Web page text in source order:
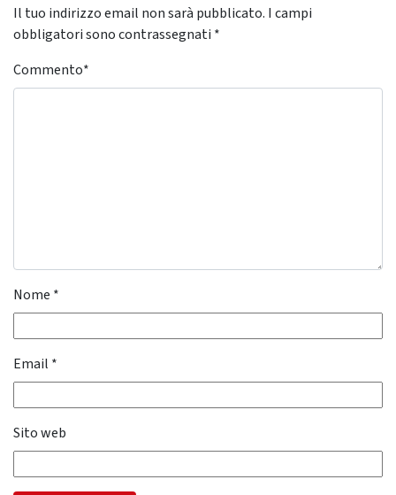
Il tuo indirizzo email non sarà pubblicato. I campi
obbligatori sono contrassegnati *
Commento*
Nome *
Email *
Sito web